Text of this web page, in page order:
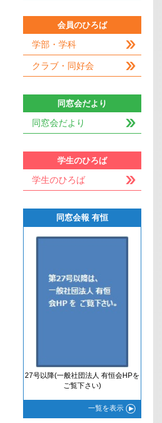
会員のひろば
学部・学科
クラブ・同好会
同窓会だより
同窓会だより
学生のひろば
学生のひろば
同窓会報 有恒
27号以降(一般社団法人 有恒会HPを
ご覧下さい)
一覧を表示